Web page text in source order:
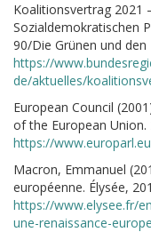
Koalitionsvertrag 2021
Sozialdemokratischen
90/Die Grünen und
https://
de/aktuelles/
European Council
of the European Union.
https://
Macron, Emmanuel
européenne. Élysée,
https://www.elysee.fr/
une-renaissance-